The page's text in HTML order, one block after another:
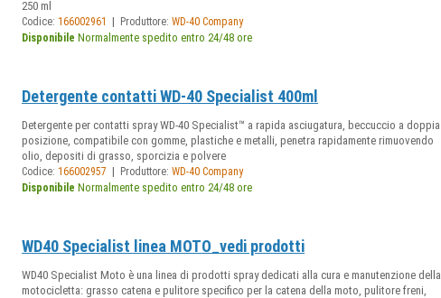
250 ml
Codice: 166002961 | Produttore:WD-40 Company
Disponibile Normalmente spedito entro 24/48 ore
Detergente contatti WD-40 Specialist 400ml
Detergente per contatti spray WD-40 Specialist™ a rapida asciugatura, beccuccio a doppia
posizione, compatibile con gomme, plastiche e metalli, penetra rapidamente rimuovendo
olio, depositi di grasso, sporcizia e polvere
Codice: 166002957 | Produttore:WD-40 Company
Disponibile Normalmente spedito entro 24/48 ore
WD40 Specialist linea MOTO_vedi prodotti
WD40 Specialist Moto è una linea di prodotti spray dedicati alla cura e manutenzione della
motocicletta: grasso catena e pulitore specifico per la catena della moto, pulitore freni,